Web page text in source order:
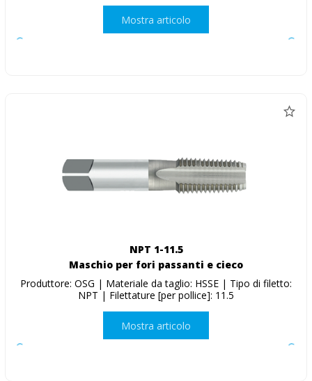
Mostra articolo
NPT 1-11.5
Maschio per fori passanti e cieco
Produttore: OSG | Materiale da taglio: HSSE | Tipo di filetto:
NPT | Filettature [per pollice]: 11.5
Mostra articolo